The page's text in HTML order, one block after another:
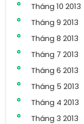
Tháng 10 2013
Tháng 9 2013
Tháng 8 2013
Tháng 7 2013
Tháng 6 2013
Tháng 5 2013
Tháng 4 2013
Tháng 3 2013